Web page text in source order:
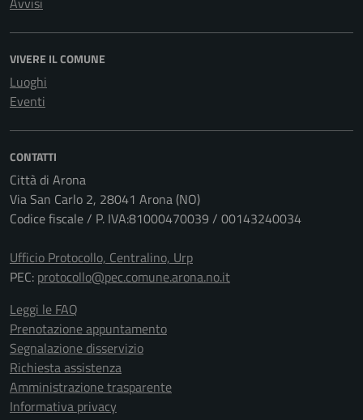
VIVERE IL COMUNE
Luoghi
Eventi
CONTATTI
Città di Arona
Via San Carlo 2, 28041 Arona (NO)
Codice fiscale / P. IVA:81000470039 / 00143240034
Ufficio Protocollo, Centralino, Urp
PEC: protocollo@pec.comune.arona.no.it
Leggi le FAQ
Prenotazione appuntamento
Segnalazione disservizio
Richiesta assistenza
Amministrazione trasparente
Informativa privacy